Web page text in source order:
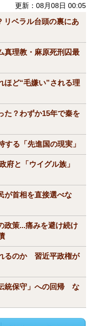
更新：08月08日 00:05
リベラル台頭の裏にあ
真理教・麻原死刑囚最
ほど“毛嫌い”される理
た？わずか15年で秦を
る「先進国の現実」
府と「ウイグル族」
が首相を直接選べな
政策...痛みを避け続け
るのか 習近平政権が
統保守」への回帰 な